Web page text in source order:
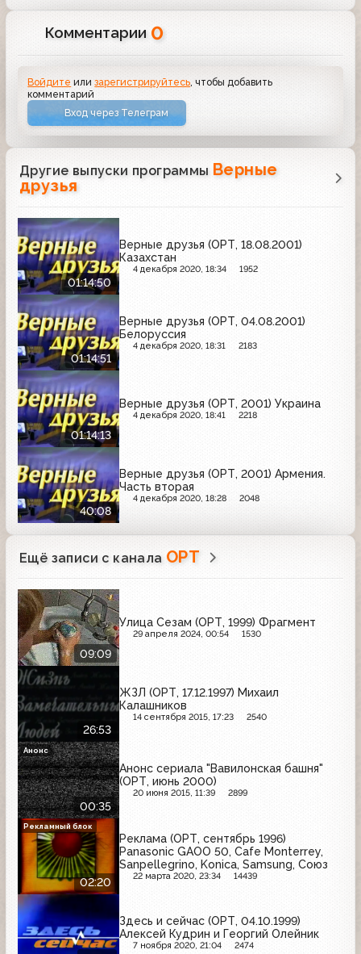
Комментарии 0
Войдите илизарегистрируйтесь , чтобы добавить
комментарий
Вход через Телеграм
Другие выпуски программы Верные
друзья
01:14:50
Верные друзья (ОРТ, 18.08.2001)
Казахстан
4 декабря 2020, 18:34 1952
01:14:51
Верные друзья (ОРТ, 04.08.2001)
Белоруссия
4 декабря 2020, 18:31 2183
01:14:13
Верные друзья (ОРТ, 2001) Украина
4 декабря 2020, 18:41 2218
40:08
Верные друзья (ОРТ, 2001) Армения.
Часть вторая
4 декабря 2020, 18:28 2048
Ещё записи с канала ОРТ
09:09
Улица Сезам (ОРТ, 1999) Фрагмент
29 апреля 2024, 00:54 1530
26:53
ЖЗЛ (ОРТ, 17.12.1997) Михаил
Калашников
14 сентября 2015, 17:23 2540
00:35
Анонс сериала "Вавилонская башня"
(ОРТ, июнь 2000)
20 июня 2015, 11:39 2899
Анонс
02:20
Реклама (ОРТ, сентябрь 1996)
Panasonic GAOO 50, Cafe Monterrey,
Sanpellegrino, Konica, Samsung, Союз
22 марта 2020, 23:34 14439
Рекламный блок
Здесь и сейчас (ОРТ, 04.10.1999)
Алексей Кудрин и Георгий Олейник
7 ноября 2020, 21:04 2474